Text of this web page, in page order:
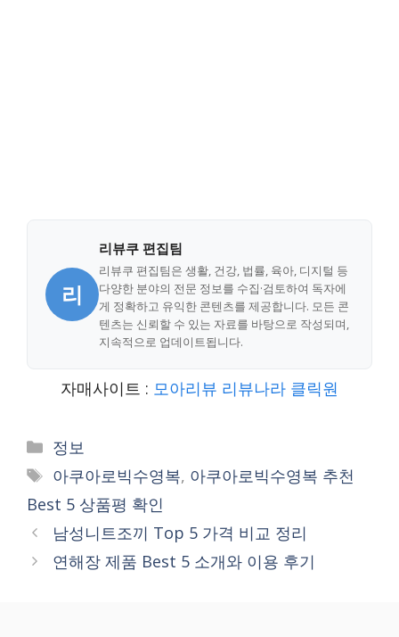
리
리뷰쿠 편집팀
리뷰쿠 편집팀은 생활, 건강, 법률, 육아, 디지털 등
다양한 분야의 전문 정보를 수집·검토하여 독자에
게 정확하고 유익한 콘텐츠를 제공합니다. 모든 콘
텐츠는 신뢰할 수 있는 자료를 바탕으로 작성되며,
지속적으로 업데이트됩니다.
자매사이트 : 모아리뷰 리뷰나라 클릭원
Categories
정보
Tags
아쿠아로빅수영복, 아쿠아로빅수영복 추천
Best 5 상품평 확인
남성니트조끼 Top 5 가격 비교 정리
연해장 제품 Best 5 소개와 이용 후기